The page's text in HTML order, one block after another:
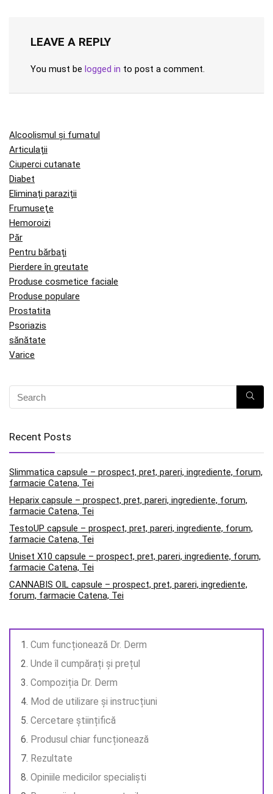
LEAVE A REPLY
You must be logged in to post a comment.
Alcoolismul și fumatul
Articulații
Ciuperci cutanate
Diabet
Eliminați paraziții
Frumuseţe
Hemoroizi
Păr
Pentru bărbați
Pierdere în greutate
Produse cosmetice faciale
Produse populare
Prostatita
Psoriazis
sănătate
Varice
Recent Posts
Slimmatica capsule – prospect, pret, pareri, ingrediente, forum,
farmacie Catena, Tei
Heparix capsule – prospect, pret, pareri, ingrediente, forum,
farmacie Catena, Tei
TestoUP capsule – prospect, pret, pareri, ingrediente, forum,
farmacie Catena, Tei
Uniset X10 capsule – prospect, pret, pareri, ingrediente, forum,
farmacie Catena, Tei
CANNABIS OIL capsule – prospect, pret, pareri, ingrediente,
forum, farmacie Catena, Tei
Cum funcționează Dr. Derm
Unde îl cumpărați și prețul
Compoziția Dr. Derm
Mod de utilizare și instrucțiuni
Cercetare științifică
Produsul chiar funcționează
Rezultate
Opiniile medicilor specialiști